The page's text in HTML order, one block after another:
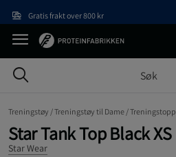
Gratis frakt over 800 kr
Treningstøy /Treningstøy til Dame /Treningstopp
Star Tank Top Black XS
Star Wear